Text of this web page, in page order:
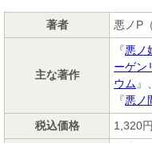
著者 悪ノP
主な著作
『悪ノ
ーゲン
ウム 』
『悪ノ
税込価格
1,320